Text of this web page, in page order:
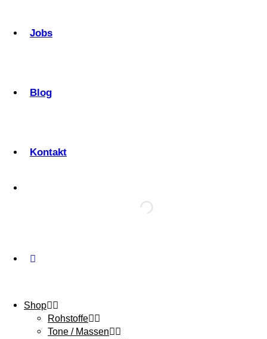
Jobs
Blog
Kontakt
Shop
Rohstoffe
Tone / Massen